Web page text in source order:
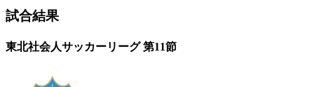
試合結果
東北社会人サッカーリーグ 第11節